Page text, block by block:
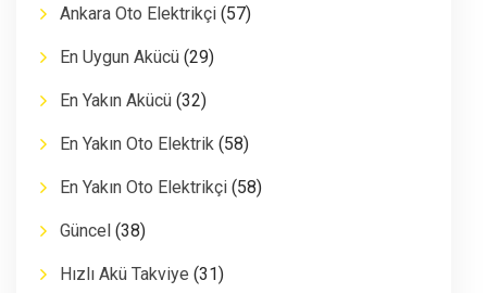
Ankara Oto Elektrikçi (57)
En Uygun Akücü (29)
En Yakın Akücü (32)
En Yakın Oto Elektrik (58)
En Yakın Oto Elektrikçi (58)
Güncel (38)
Hızlı Akü Takviye (31)